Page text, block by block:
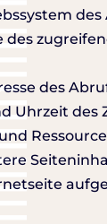
des
des
Uhrzeit des